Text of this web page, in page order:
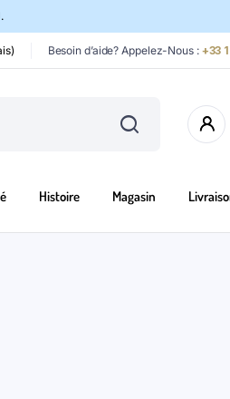
Besoin d’aide? Appelez-Nous : +33
Histoire Magasin